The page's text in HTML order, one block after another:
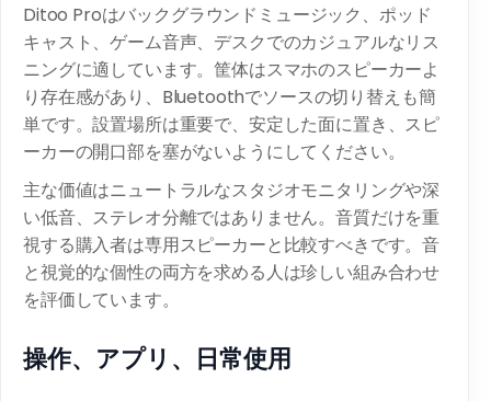
Ditoo Proはバックグラウンドミュージック、ポッド
キャスト、ゲーム音声、デスクでのカジュアルなリス
ニングに適しています。筐体はスマホのスピーカーよ
り存在感があり、Bluetoothでソースの切り替えも簡
単です。設置場所は重要で、安定した面に置き、スピ
ーカーの開口部を塞がないようにしてください。
主な価値はニュートラルなスタジオモニタリングや深
い低音、ステレオ分離ではありません。音質だけを重
視する購入者は専用スピーカーと比較すべきです。音
と視覚的な個性の両方を求める人は珍しい組み合わせ
を評価しています。
操作、アプリ、日常使用